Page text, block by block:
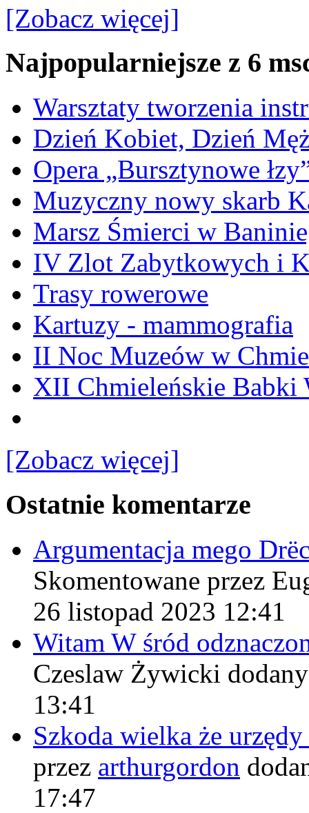
[Zobacz więcej]
Najpopularniejsze z 6
Warsztaty tworzenia
Dzień Kobiet, Dzień
Opera „Bursztynowe
Muzyczny nowy skarb
Marsz Śmierci w
IV Zlot Zabytkowych i
Trasy rowerowe
Kartuzy - mammografia
II Noc Muzeów w
XII Chmieleńskie Babki
[Zobacz więcej]
Ostatnie komentarze
Argumentacja mego
Skomentowane przez
26 listopad 2023 12:41
Witam W śród
Czeslaw Żywicki
13:41
Szkoda wielka że
przez arthurgordon
17:47